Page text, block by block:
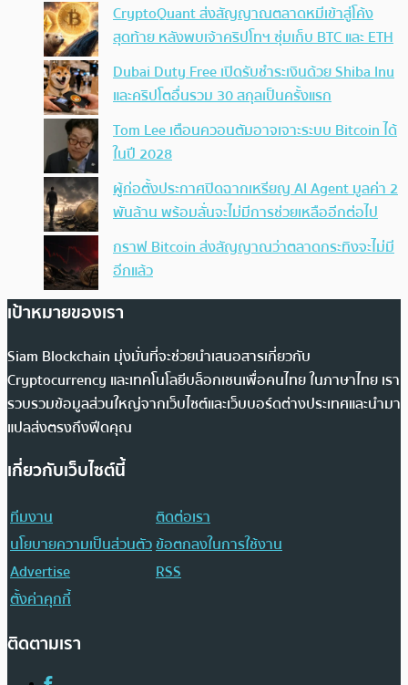
CryptoQuant ส่งสัญญาณตลาดหมีเข้าสู่โค้ง
สุดท้าย หลังพบเจ้าคริปโทฯ ซุ่มเก็บ BTC และ ETH
Dubai Duty Free เปิดรับชำระเงินด้วย Shiba Inu
และคริปโตอื่นรวม 30 สกุลเป็นครั้งแรก
Tom Lee เตือนควอนตัมอาจเจาะระบบ Bitcoin ได้
ในปี 2028
ผู้ก่อตั้งประกาศปิดฉากเหรียญ AI Agent มูลค่า 2
พันล้าน พร้อมลั่นจะไม่มีการช่วยเหลืออีกต่อไป
กราฟ Bitcoin ส่งสัญญาณว่าตลาดกระทิงจะไม่มี
อีกแล้ว
เป้าหมายของเรา
Siam Blockchain มุ่งมั่นที่จะช่วยนำเสนอสารเกี่ยวกับ
Cryptocurrency และเทคโนโลยีบล็อกเชนเพื่อคนไทย ในภาษาไทย เรา
รวบรวมข้อมูลส่วนใหญ่จากเว็บไซต์และเว็บบอร์ดต่างประเทศและนำมา
แปลส่งตรงถึงฟีดคุณ
เกี่ยวกับเว็บไซต์นี้
ทีมงาน
ติดต่อเรา
นโยบายความเป็นส่วนตัวข้อตกลงในการใช้งาน
Advertise
RSS
ตั้งค่าคุกกี้
ติดตามเรา